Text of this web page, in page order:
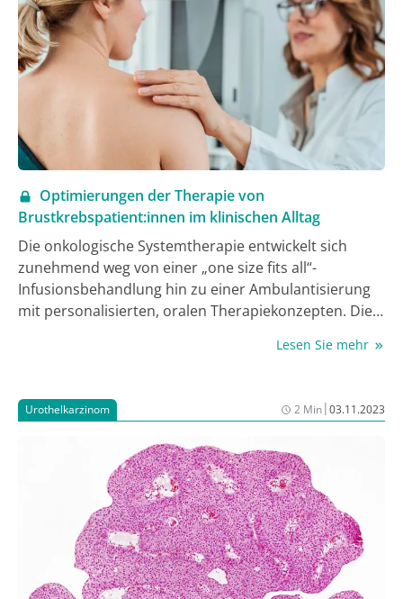
Substanzen und Kombinationen präsentiert. Auf dem
Satellitensymposium der DGFIT auf dem Urologischen
Winterworkshop 2024 in Leogang wurden neben
verschiedenen Aspekten der Versorgungsforschung
auch neue Daten der Uro-Onkologie vorgestellt. Das
Symposium wurde von Prof. Dr. Michael Siebels,
München, und Prof. Dr. Axel Hegele, Marburg-
Biedenkopf, moderiert. Im Folgenden finden Sie die
anregend dargestellt mit Input für Ihre tägliche Praxis.
Optimierungen der Therapie von
Brustkrebspatient:innen im klinischen Alltag
Die onkologische Systemtherapie entwickelt sich
zunehmend weg von einer „one size fits all“-
Infusionsbehandlung hin zu einer Ambulantisierung
mit personalisierten, oralen Therapiekonzepten. Die
dementsprechend anpassen, um die Patient:innen
Beitrag schildert exemplarisch, wie das Brustzentrum
der LMU München dieser Herausforderung begegnet.
Drei Stichworte sind: Testung des endokrinen
Ansprechens, E-Health-Applikationen und Orale
Tumortherapie-Sprechstunde durch Pflegekräfte.
Lesen Sie mehr
Urothelkarzinom 2 Min|03.11.2023